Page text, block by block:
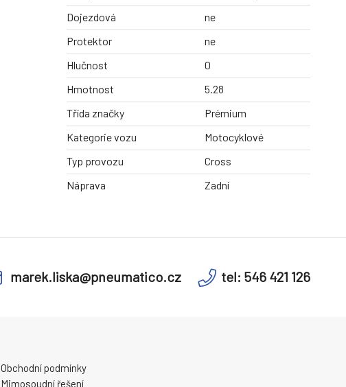
Dojezdová
ne
Protektor
ne
Hlučnost
0
Hmotnost
5.28
Třída značky
Prémium
Kategorie vozu
Motocyklové
Typ provozu
Cross
Náprava
Zadní
marek.liska@pneumatico.cz tel: 546 421 126
Obchodní podmínky
Mimosoudní řešení